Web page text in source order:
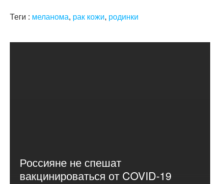
Теги : меланома, рак кожи, родинки
Россияне не спешат
вакцинироваться от COVID-19